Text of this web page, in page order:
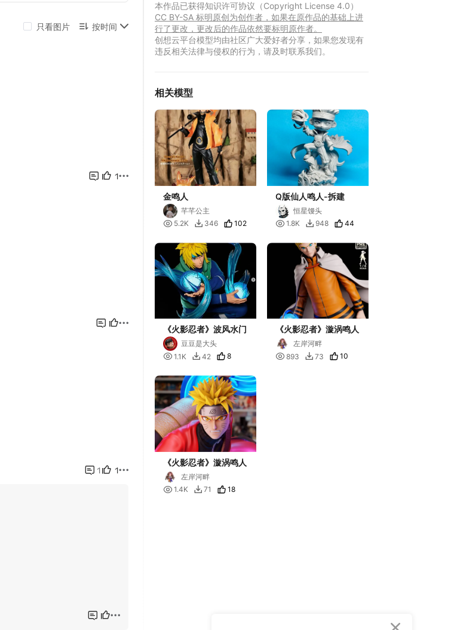
本作品已获得知识许可协议（Copyright License 4.0）
CC BY-SA 标明原创为创作者，如果在原作品的基础上进
行了更改，更改后的作品依然要标明原作者。
创想云平台模型均由社区广大爱好者分享，如果您发现有
违反相关法律与侵权的行为，请及时联系我们。
相关模型
金鸣人
芊芊公主
 5.2K  346 102
Q版仙人鸣人-拆建
恒星馒头
 1.8K  948 44
《火影忍者》波风水门
豆豆是大头
 1.1K  42 8
《火影忍者》漩涡鸣人
左岸河畔
 893  73 10
《火影忍者》漩涡鸣人
左岸河畔
 1.4K  71 18
